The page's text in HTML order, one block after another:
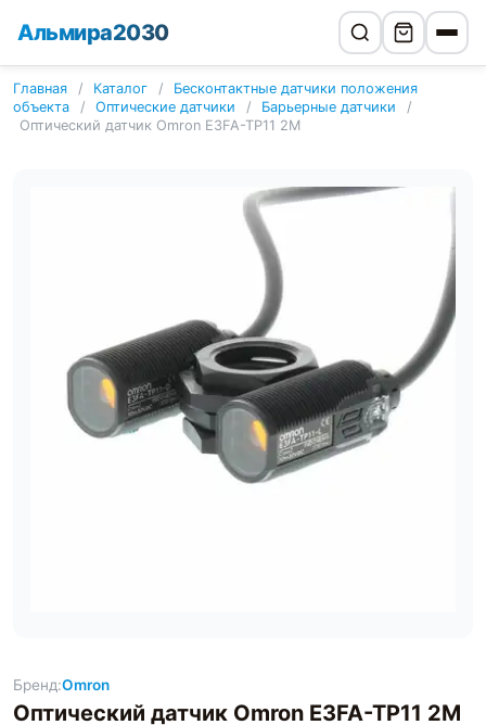
Альмира2030
Главная / Каталог /
Бесконтактные датчики положения
объекта
/ Оптические датчики / Барьерные датчики
/
Оптический датчик Omron E3FA-TP11 2M
Бренд:Omron
Оптический датчик Omron E3FA-TP11 2M